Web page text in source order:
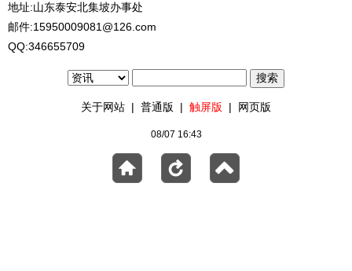
地址:山东泰安北集坡办事处
邮件:15950009081@126.com
QQ:346655709
关于网站 | 普通版 | 触屏版 | 网页版
08/07 16:43